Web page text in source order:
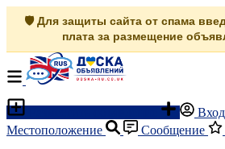
🛡️ Для защиты сайта от спама
плата за размещение
Местоположение
Сообщение